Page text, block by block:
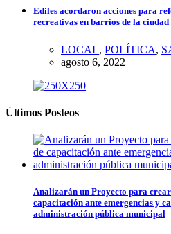
Ediles acordaron acciones para
recreativas en barrios de la ciudad
LOCAL, POLÍTICA,
agosto 6, 2022
Últimos Posteos
Analizarán un Proyecto para
capacitación ante emergencias y
administración pública municipal